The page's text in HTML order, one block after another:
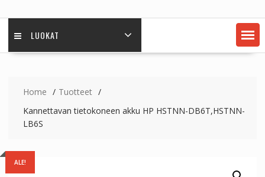
LUOKAT
Home
Tuotteet
Kannettavan tietokoneen akku HP HSTNN-DB6T,HSTNN-
LB6S
ALE!